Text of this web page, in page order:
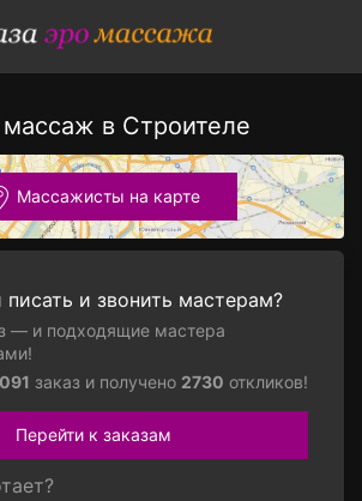
в Строителе
Массажисты на карте
и звонить мастерам?
— и подходящие мастера
заказ и получено 2730 откликов!
Перейти к заказам